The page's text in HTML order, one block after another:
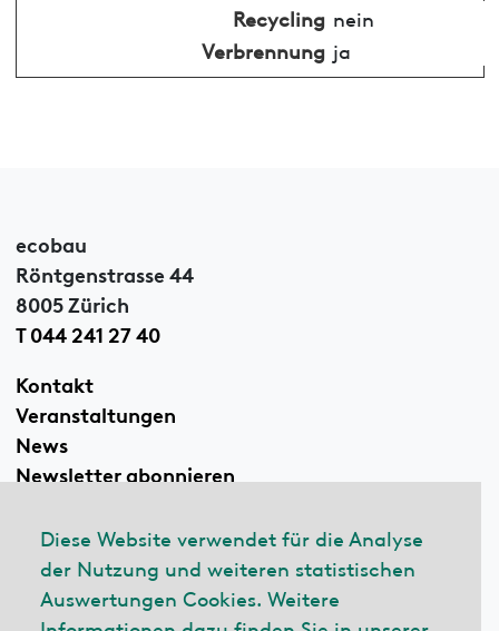
Diese Website verwendet für die Analyse
der Nutzung und weiteren statistischen
Auswertungen Cookies. Weitere
Recycling nein
Verbrennung ja
ecobau
Röntgenstrasse 44
8005 Zürich
T 044 241 27 40
Kontakt
Veranstaltungen
News
Newsletter abonnieren
Linkedin